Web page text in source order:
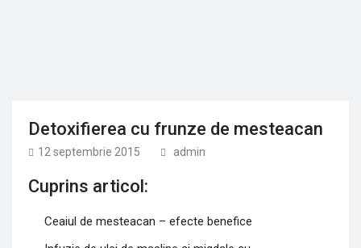
Detoxifierea cu frunze de mesteacan
12 septembrie 2015 admin
Cuprins articol:
Ceaiul de mesteacan – efecte benefice